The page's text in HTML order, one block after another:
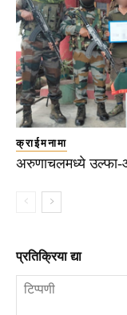
क्राईमनामा
अरुणाचलमध्ये उल्फा-
प्रतिक्रिया द्या